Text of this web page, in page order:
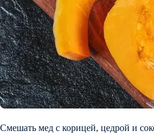
Смешать мед с корицей, цедрой и